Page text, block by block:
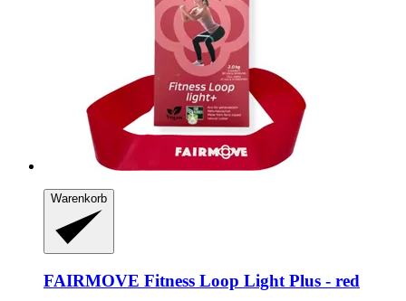
Warenkorb
FAIRMOVE Fitness Loop Light Plus -​ red